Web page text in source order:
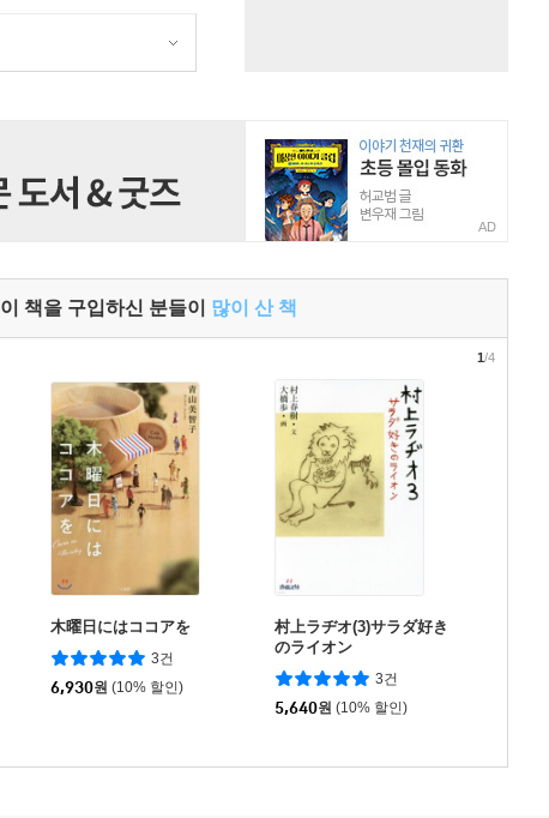
AD
이 책을 구입하신 분들이 많이 산 책
木曜日にはココアを
3건
6,930원 (10% 할인)
村上ラヂオ(3)サラダ好き
のライオン
3건
5,640원 (10% 할인)
1/4